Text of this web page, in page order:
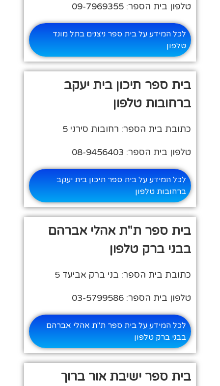
טלפון בית הספר: 09-7969355
לכל המידע על בית ספר ניצנים בתל מונד
טלפון
בית ספר תיכון בית יעקב
ברחובות טלפון
כתובת בית הספר: רחובות סירני 5
טלפון בית הספר: 08-9456403
לכל המידע על בית ספר תיכון בית יעקב
ברחובות טלפון
בית ספר ת"ת אהלי אברהם
בבני ברק טלפון
כתובת בית הספר: בני ברק אביעד 5
טלפון בית הספר: 03-5799586
לכל המידע על בית ספר ת"ת אהלי אברהם
בבני ברק טלפון
בית ספר ישיבת אור ברוך